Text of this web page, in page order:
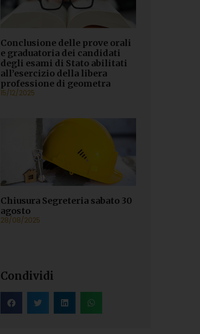
Conclusione delle prove orali
e graduatoria dei candidati
degli esami di Stato abilitati
all’esercizio della libera
professione di geometra
15/12/2025
Chiusura Segreteria sabato 30
agosto
28/08/2025
Condividi